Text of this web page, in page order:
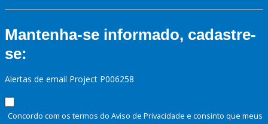
Mantenha-se informado, cadastre-
se:
Alertas de email Project P006258
Concordo com os termos do Aviso de Privacidade e consinto que meus